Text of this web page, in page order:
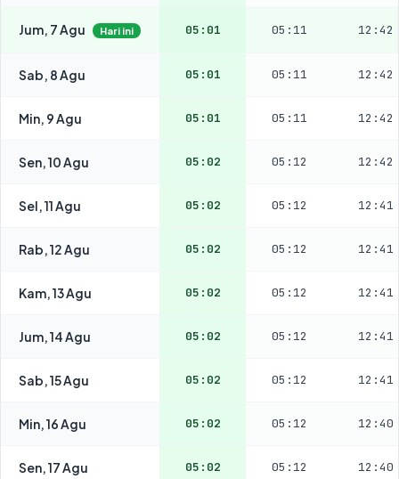
Jum, 7 Agu Hari ini 05:01 05:11 12:42
Sab, 8 Agu 05:01 05:11 12:42
Min, 9 Agu 05:01 05:11 12:42
Sen, 10 Agu 05:02 05:12 12:42
Sel, 11 Agu 05:02 05:12 12:41
Rab, 12 Agu 05:02 05:12 12:41
Kam, 13 Agu 05:02 05:12 12:41
Jum, 14 Agu 05:02 05:12 12:41
Sab, 15 Agu 05:02 05:12 12:41
Min, 16 Agu 05:02 05:12 12:40
Sen, 17 Agu 05:02 05:12 12:40